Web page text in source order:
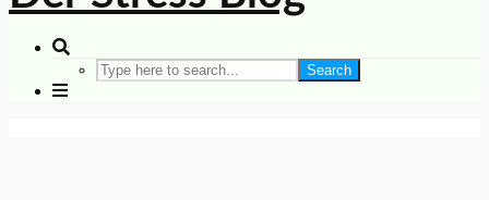
Search